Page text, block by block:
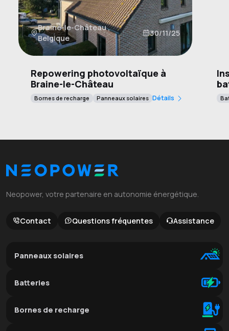
Braine-le-Château ,
Belgique
30/11/25
Repowering photovoltaïque à
Braine-le-Château
Bornes de recharge Panneaux solaires Détails
Neopower, votre partenaire en autonomie énergétique.
Contact Questions fréquentes Assistance
Panneaux solaires
Batteries
Bornes de recharge